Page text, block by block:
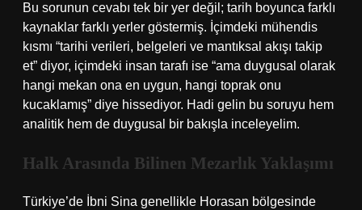
Bu sorunun cevabı tek bir yer değil; tarih boyunca farklı
kaynaklar farklı yerler göstermiş. İçimdeki mühendis
kısmı “tarihi verileri, belgeleri ve mantıksal akışı takip
et” diyor, içimdeki insan tarafı ise “ama duygusal olarak
hangi mekan ona en uygun, hangi toprak onu
kucaklamış” diye hissediyor. Hadi gelin bu soruyu hem
analitik hem de duygusal bir bakışla inceleyelim.
Halk Arasında Bilinen Mezarlık Yaklaşımı
Türkiye’de İbni Sina genellikle Horasan bölgesinde